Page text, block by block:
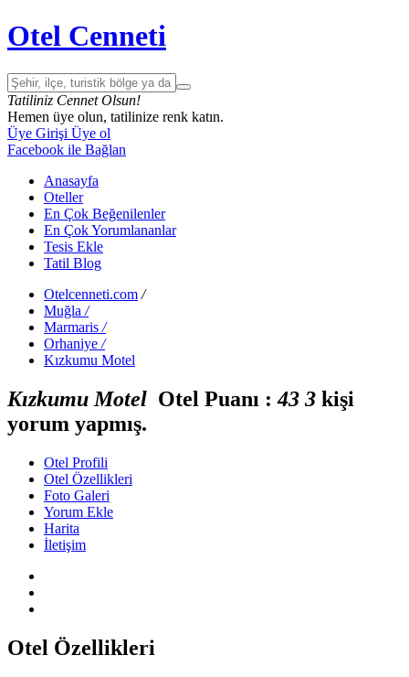
Otel Cenneti
Tatiliniz Cennet Olsun!
Hemen üye olun, tatilinize renk katın.
Üye Girişi Üye ol
Facebook ile Bağlan
Anasayfa
Oteller
En Çok Beğenilenler
En Çok Yorumlananlar
Tesis Ekle
Tatil Blog
Otelcenneti.com /
Muğla /
Marmaris /
Orhaniye /
Kızkumu Motel
Kızkumu Motel Otel Puanı :43 3 kişi
yorum yapmış.
Otel Profili
Otel Özellikleri
Foto Galeri
Yorum Ekle
Harita
İletişim
Otel Özellikleri